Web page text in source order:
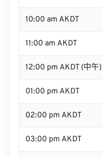
10:00 am AKDT
11:00 am AKDT
12:00 pm AKDT (中午)
01:00 pm AKDT
02:00 pm AKDT
03:00 pm AKDT